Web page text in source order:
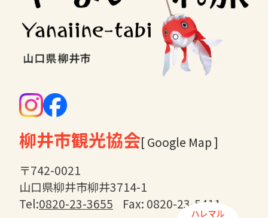
柳井市観光協会[ Google Map ]
〒742-0021
山口県柳井市柳井3714-1
Tel:0820-23-3655 Fax: 0820-23-5411